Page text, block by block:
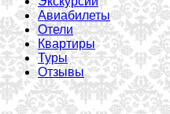
Авиабилеты
Отели
Квартиры
Туры
Отзывы